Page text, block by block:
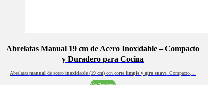
Abrelatas Manual 19 cm de Acero Inoxidable – Compacto
y Duradero para Cocina
Abrelatasmanual deacero inoxidable (19 cm) concorte limpio y giro suave . Compacto,…